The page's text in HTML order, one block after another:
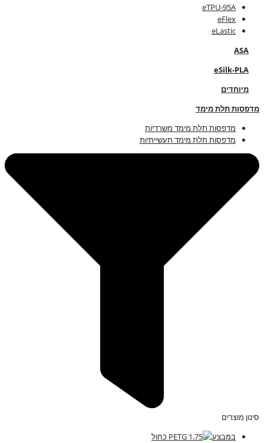
eTPU-95A
eFlex
eLastic
ASA
eSilk-PLA
מיוחדים
מדפסות תלת מימד
מדפסות תלת מימד משרדיות
מדפסות תלת מימד תעשייתיות
סינון מוצרים
במבצע